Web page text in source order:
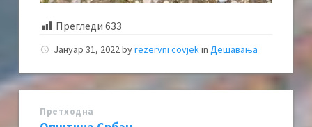
Прегледи 633
Јануар 31, 2022byrezervni covjekin Дешавања
Претходна